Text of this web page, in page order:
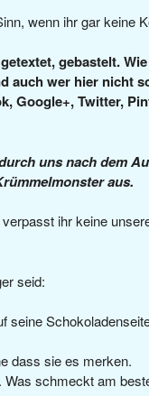
wenn ihr gar keine
gebastelt.
auch wer hier nicht
Google+, Twitter,
uns nach dem
aus.
ihr keine
seid:
seine
dass sie es merken.
Was schmeckt am